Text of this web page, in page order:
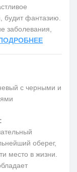
будит фантазию.
заболевания,
с черными и
оберег,
место в жизни.